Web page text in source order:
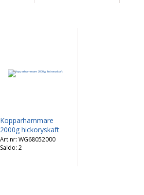
Kopparhammare
2000g hickoryskaft
WG68052000
Saldo: 2